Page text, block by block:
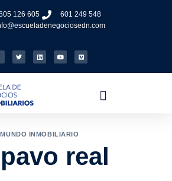
126 605
601 249 548
MUNDO INMOBILIARIO
real